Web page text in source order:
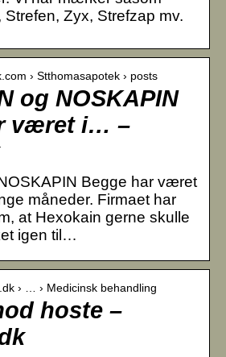
Strefen, Zyx, Strefzap mv.
› Stthomasapotek › posts
og NOSKAPIN
været i… –
Begge har været
måneder. Firmaet har
at Hexokain gerne skulle
igen til…
› … › Medicinsk behandling
hoste –